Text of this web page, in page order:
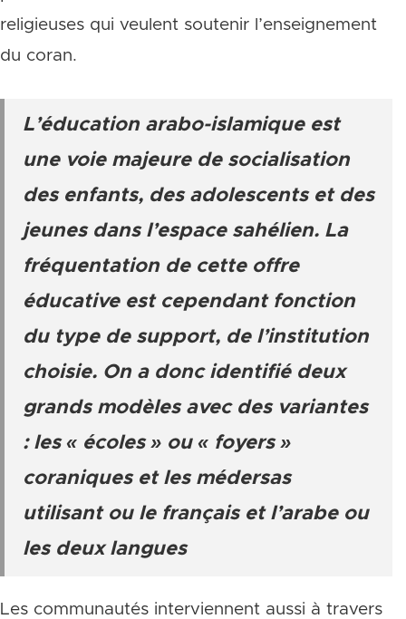
religieuses qui veulent soutenir l’enseignement
du coran.
L’éducation arabo-islamique est
une voie majeure de socialisation
des enfants, des adolescents et des
jeunes dans l’espace sahélien. La
fréquentation de cette offre
éducative est cependant fonction
du type de support, de l’institution
choisie. On a donc identifié deux
grands modèles avec des variantes
: les « écoles » ou « foyers »
coraniques et les médersas
utilisant ou le français et l’arabe ou
les deux langues
Les communautés interviennent aussi à travers